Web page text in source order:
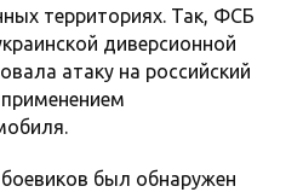
территориях. Так, ФСБ
диверсионной
атаку на российский
был обнаружен